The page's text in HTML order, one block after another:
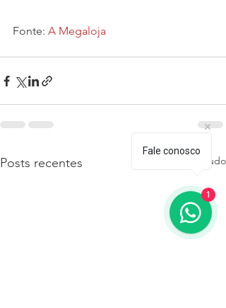
Fonte: A Megaloja
Posts recentes Ver tudo
Fale conosco
1